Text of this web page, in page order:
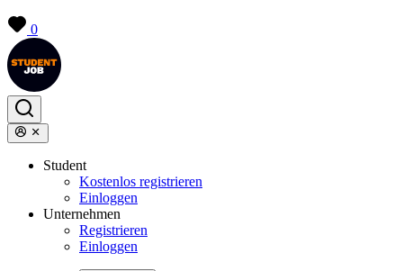
0
Student
Kostenlos registrieren
Einloggen
Unternehmen
Registrieren
Einloggen